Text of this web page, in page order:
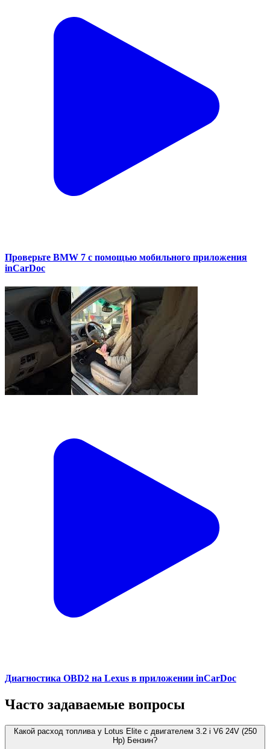
Проверьте BMW 7 с помощью мобильного приложения
inCarDoc
Диагностика OBD2 на Lexus в приложении inCarDoc
Часто задаваемые вопросы
Какой расход топлива у Lotus Elite с двигателем 3.2 i V6 24V (250
Hp) Бензин?